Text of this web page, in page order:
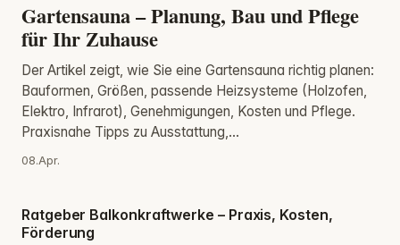
Gartensauna – Planung, Bau und Pflege
für Ihr Zuhause
Der Artikel zeigt, wie Sie eine Gartensauna richtig planen:
Bauformen, Größen, passende Heizsysteme (Holzofen,
Elektro, Infrarot), Genehmigungen, Kosten und Pflege.
Praxisnahe Tipps zu Ausstattung,...
08.Apr.
Ratgeber Balkonkraftwerke – Praxis, Kosten,
Förderung